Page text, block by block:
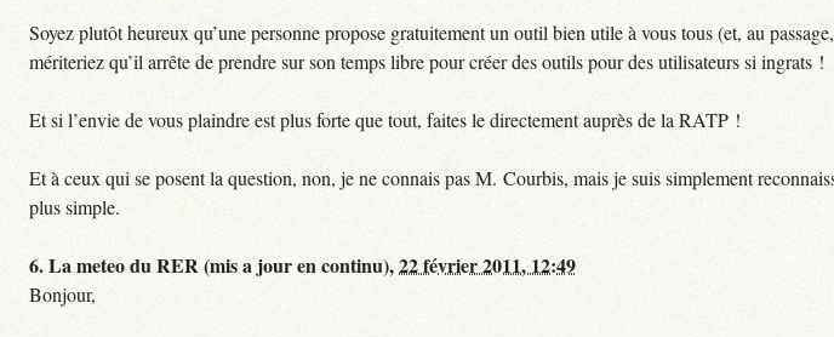
Soyez plutôt heureux qu’une personne propose gratuitement un outil bien utile à vous tous (et, au
mériteriez qu’il arrête de prendre sur son temps libre pour créer des outils pour des utilisateurs si ingrats !
Et si l’envie de vous plaindre est plus forte que tout, faites le directement auprès de la RATP !
Et à ceux qui se posent la question, non, je ne connais pas M. Courbis, mais je suis simplement
plus simple.
6.La meteo du RER (mis a jour en continu),22 février 2011, 12:49
Bonjour,